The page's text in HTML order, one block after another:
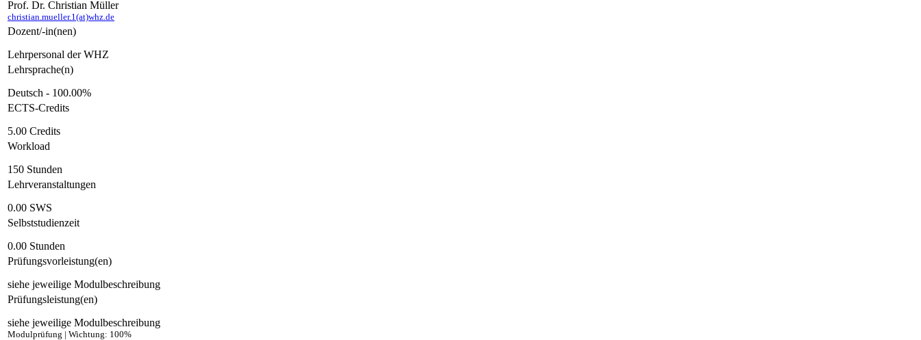
Prof. Dr. Christian Müller
christian.mueller.1(at)whz.de
Dozent/-in(nen)
Lehrpersonal der WHZ
Lehrsprache(n)
Deutsch - 100.00%
ECTS-Credits
5.00 Credits
Workload
150 Stunden
Lehrveranstaltungen
0.00 SWS
Selbststudienzeit
0.00 Stunden
Prüfungsvorleistung(en)
siehe jeweilige Modulbeschreibung
Prüfungsleistung(en)
siehe jeweilige Modulbeschreibung
Modulprüfung | Wichtung: 100%